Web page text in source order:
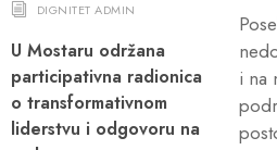
i na
DIGNITET ADMIN
U Mostaru održana
participativna radionica
o transformativnom
liderstvu i odgovoru na